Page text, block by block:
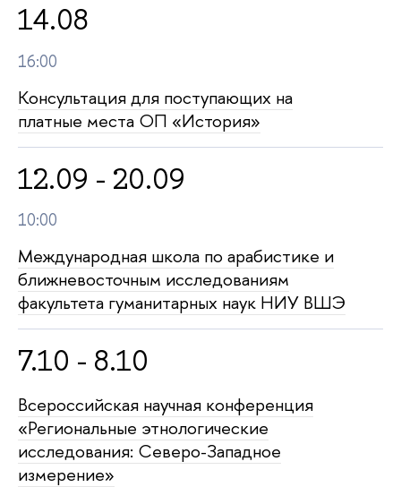
14.08
16:00
Консультация для поступающих на
платные места ОП «История»
12.09 - 20.09
10:00
Международная школа по арабистике и
ближневосточным исследованиям
факультета гуманитарных наук НИУ ВШЭ
7.10 - 8.10
Всероссийская научная конференция
«Региональные этнологические
исследования: Северо-Западное
измерение»